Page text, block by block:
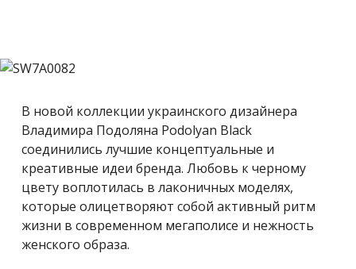
В новой коллекции украинского дизайнера
Владимира Подоляна Podolyan Black
соединились лучшие концептуальные и
креативные идеи бренда. Любовь к черному
цвету воплотилась в лаконичных моделях,
которые олицетворяют собой активный ритм
жизни в современном мегаполисе и нежность
женского образа.